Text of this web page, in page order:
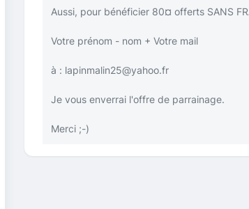
Aussi, pour bénéficier 80¤ offerts SANS
Votre prénom - nom + Votre mail
à : lapinmalin25@yahoo.fr
Je vous enverrai l'offre de parrainage.
Merci ;-)